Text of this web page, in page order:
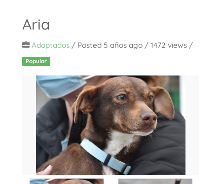
Aria
Adoptados/ Posted 5 años ago/ 1472 views /
Popular